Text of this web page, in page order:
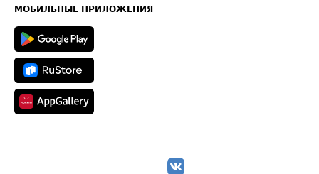
Техническая информация
МОБИЛЬНЫЕ ПРИЛОЖЕНИЯ